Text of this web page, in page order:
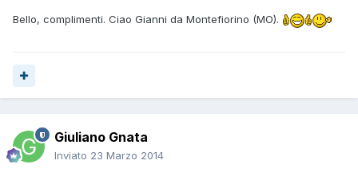
Bello, complimenti. Ciao Gianni da Montefiorino (MO).
Giuliano Gnata
Inviato 23 Marzo 2014